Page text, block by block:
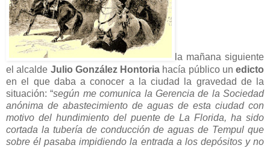
la mañana siguiente
el alcalde Julio González Hontoria hacía público un edicto
en el que daba a conocer a la ciudad la gravedad de la
situación: “según me comunica la Gerencia de la Sociedad
anónima de abastecimiento de aguas de esta ciudad con
motivo del hundimiento del puente de La Florida, ha sido
cortada la tubería de conducción de aguas de Tempul que
sobre él pasaba impidiendo la entrada a los depósitos y no